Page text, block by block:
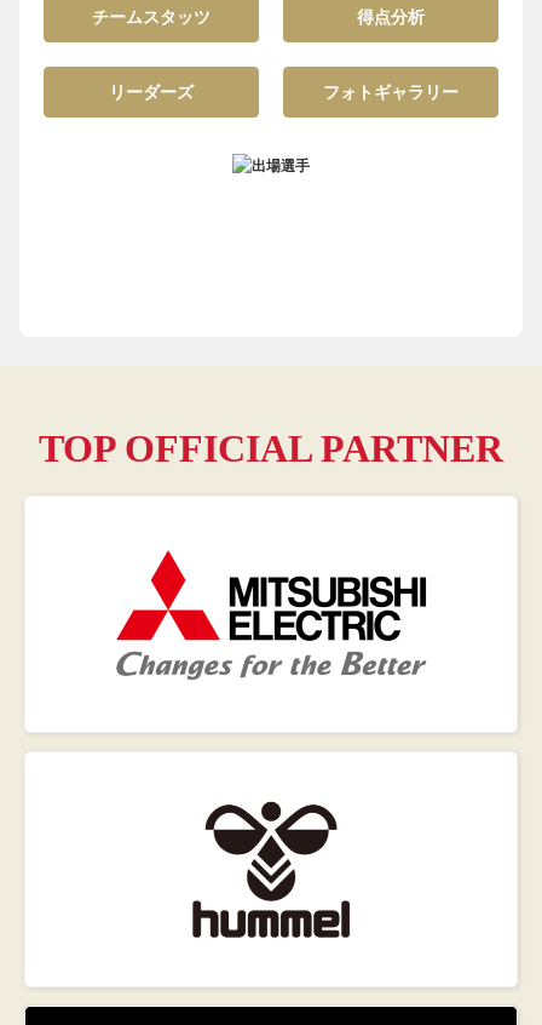
チームスタッツ 得点分析
リーダーズ フォトギャラリー
TOP OFFICIAL PARTNER